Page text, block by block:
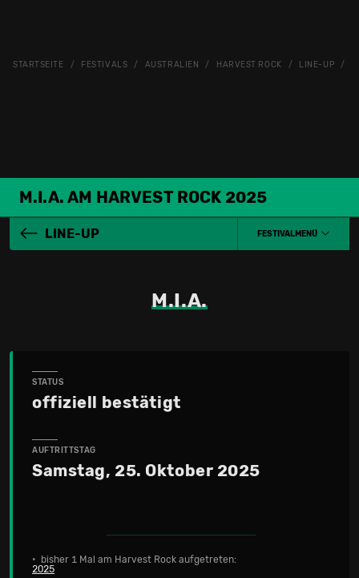
STARTSEITE FESTIVALS AUSTRALIEN HARVEST ROCK LINE-UP
M.I.A. AM HARVEST ROCK 2025
LINE-UP FESTIVALMENÜ
M.I.A.
STATUS
offiziell bestätigt
AUFTRITTSTAG
Samstag, 25. Oktober 2025
• bisher 1 Mal am Harvest Rock aufgetreten:
2025